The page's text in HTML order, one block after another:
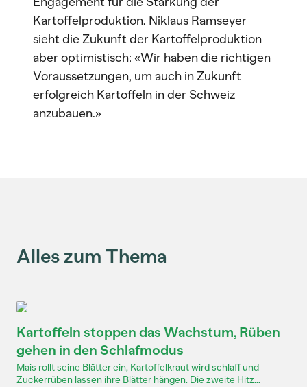
Kartoffelproduktion. Niklaus Ramseyer
sieht die Zukunft der Kartoffelproduktion
aber optimistisch: «Wir haben die richtigen
Voraussetzungen, um auch in Zukunft
erfolgreich Kartoffeln in der Schweiz
anzubauen.»
Alles zum Thema
Kartoffeln stoppen das Wachstum, Rüben
gehen in den Schlafmodus
Mais rollt seine Blätter ein, Kartoffelkraut wird schlaff und
Zuckerrüben lassen ihre Blätter hängen. Die zweite Hitz...